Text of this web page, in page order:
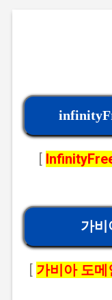
[
가
[ 가비아 도메